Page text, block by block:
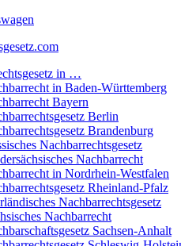
in …
in Baden-Württemberg
Bayern
Berlin
Brandenburg
Nachbarrechtsgesetz
Nachbarrecht
in Nordrhein-Westfalen
Rheinland-Pfalz
Nachbarrechtsgesetz
Nachbarrecht
Sachsen-Anhalt